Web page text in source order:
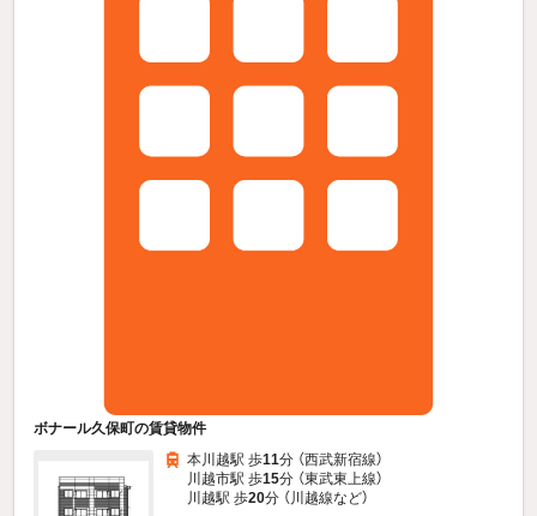
ボナール久保町の賃貸物件
本川越駅 歩11分 （西武新宿線）
川越市駅 歩15分 （東武東上線）
川越駅 歩20分 （川越線など）